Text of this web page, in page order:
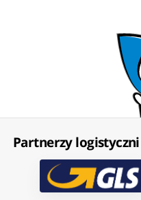
Partnerzy logistyczni